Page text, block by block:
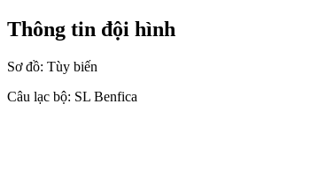
Thông tin đội hình
Sơ đồ: Tùy biến
Câu lạc bộ: SL Benfica